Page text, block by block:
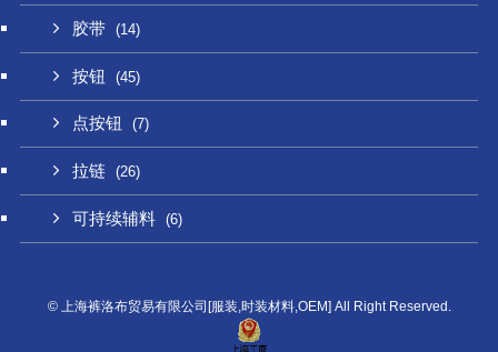
胶带 (14)
按钮 (45)
点按钮 (7)
拉链 (26)
可持续辅料 (6)
©上海裤洛布贸易有限公司[服装,时装材料,OEM] All Right Reserved.